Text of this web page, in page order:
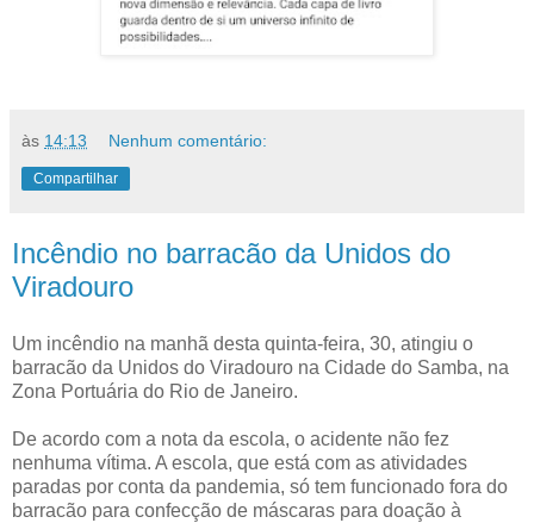
às 14:13 Nenhum comentário:
Compartilhar
Incêndio no barracão da Unidos do
Viradouro
Um incêndio na manhã desta quinta-feira, 30, atingiu o
barracão da Unidos do Viradouro na Cidade do Samba, na
Zona Portuária do Rio de Janeiro.
De acordo com a nota da escola, o acidente não fez
nenhuma vítima. A escola, que está com as atividades
paradas por conta da pandemia, só tem funcionado fora do
barracão para confecção de máscaras para doação à